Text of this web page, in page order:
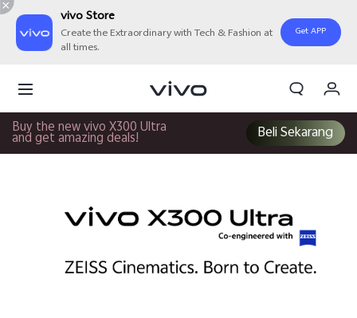
vivo Store
Create the Extraordinary with Tech & Fashion at
all times.
Get APP
Masuk/Daftar
Buy the new vivo X300 Ultra
and get amazing deals! Beli Sekarang
Back
Program cicilan berlaku untuk pembelian produk
yang termasuk dalam program promo selama
periode berlangsung.